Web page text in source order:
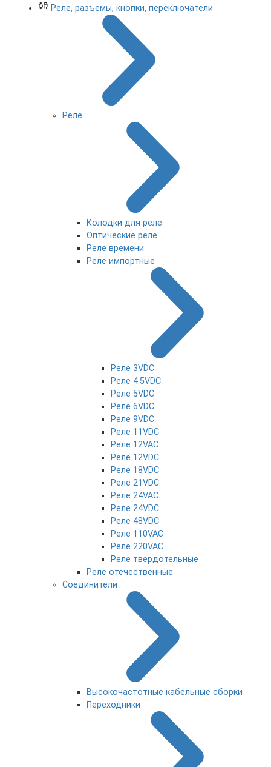
Реле, разъемы, кнопки, переключатели
Реле
Колодки для реле
Оптические реле
Реле времени
Реле импортные
Реле 3VDC
Реле 4.5VDC
Реле 5VDC
Реле 6VDC
Реле 9VDC
Реле 11VDC
Реле 12VAC
Реле 12VDC
Реле 18VDC
Реле 21VDC
Реле 24VAC
Реле 24VDC
Реле 48VDC
Реле 110VAC
Реле 220VAC
Реле твердотельные
Реле отечественные
Соединители
Высокочастотные кабельные сборки
Переходники